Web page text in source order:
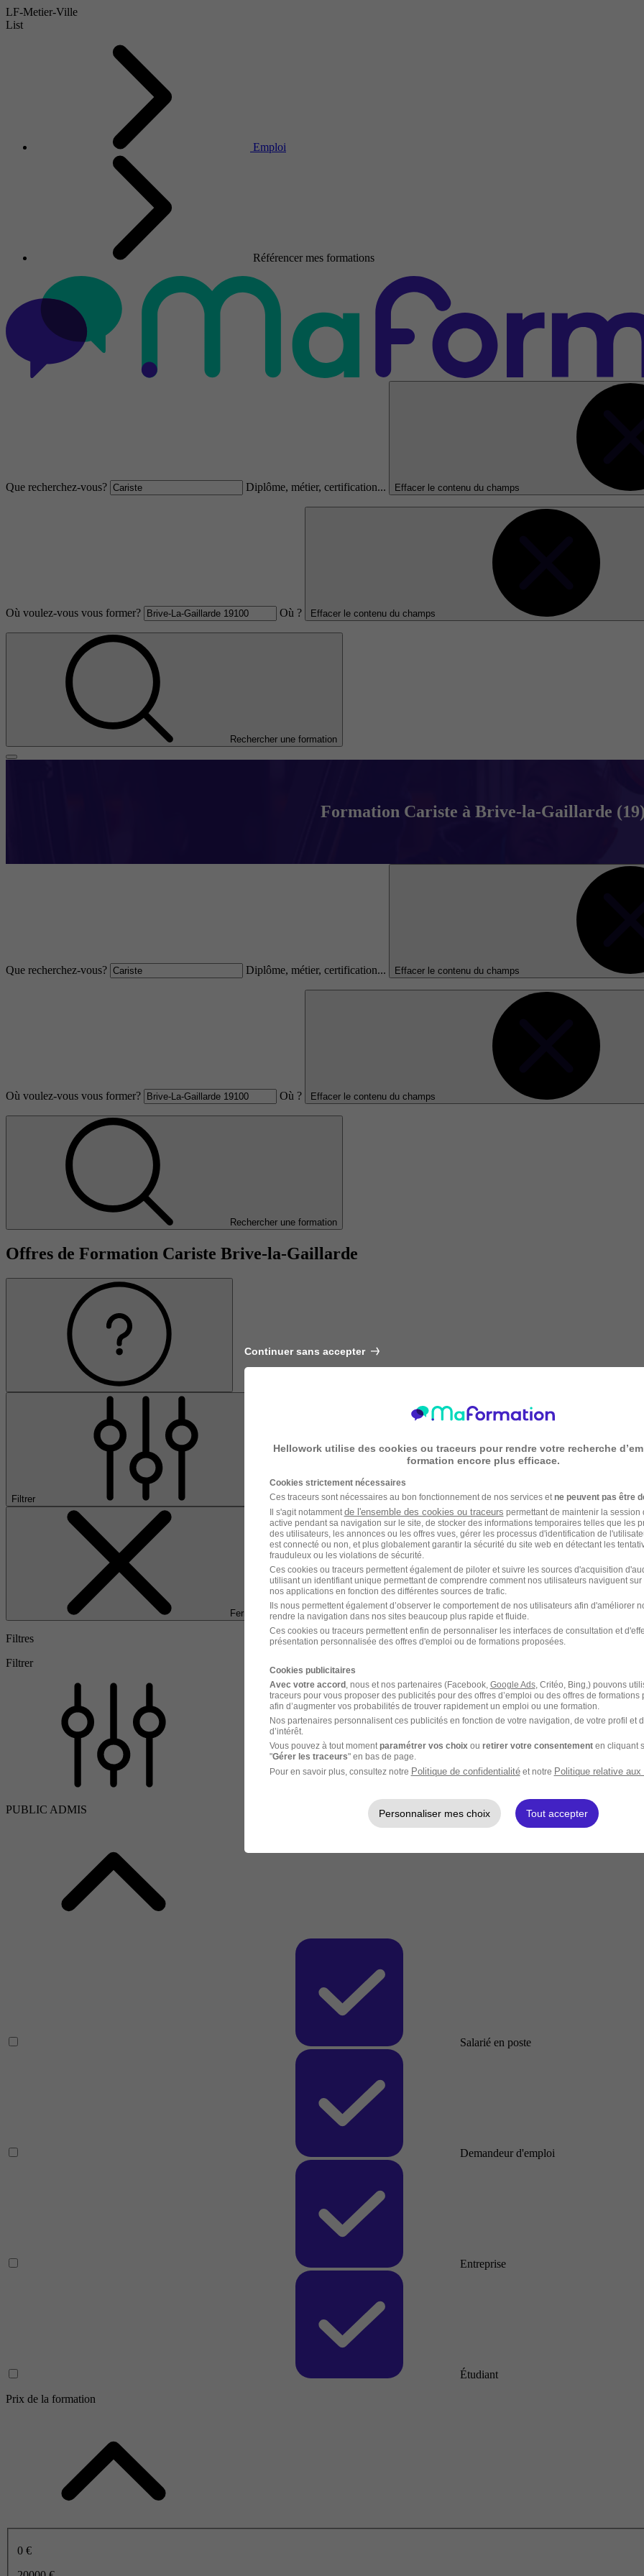
LF-Metier-Ville
List
Emploi
Référencer mes formations
Que recherchez-vous? Diplôme, métier, certification... Effacer le contenu du champs
Où voulez-vous vous former? Où ? Effacer le contenu du champs
Rechercher une formation
Formation Cariste à Brive-la-Gaillarde
Que recherchez-vous? Diplôme, métier, certification... Effacer le contenu du champs
Où voulez-vous vous former? Où ? Effacer le contenu du champs
Rechercher une formation
Offres de Formation Cariste Brive-la-Gaillarde
Filtrer
Fermer
Filtres
Filtrer
PUBLIC ADMIS
Salarié en poste
Demandeur d'emploi
Entreprise
Étudiant
Prix de la formation
0 €
Continuer sans accepter
Hellowork utilise des cookies ou traceurs pour rendre votre recherche
formation encore plus efficace.
Cookies strictement nécessaires
Ces traceurs sont nécessaires au bon fonctionnement de nos services et ne peuvent pas être
Il s'agit notamment de l'ensemble des cookies ou traceurs permettant de maintenir la session
active pendant sa navigation sur le site, de stocker des informations temporaires telles que les
des utilisateurs, les annonces ou les offres vues, gérer les processus d'identification de
est connecté ou non, et plus globalement garantir la sécurité du site web en détectant les
frauduleux ou les violations de sécurité.
Ces cookies ou traceurs permettent également de piloter et suivre les sources d'acquisition
utilisant un identifiant unique permettant de comprendre comment nos utilisateurs naviguent sur
nos applications en fonction des différentes sources de trafic.
Ils nous permettent également d’observer le comportement de nos utilisateurs afin d'améliorer
rendre la navigation dans nos sites beaucoup plus rapide et fluide.
Ces cookies ou traceurs permettent enfin de personnaliser les interfaces de consultation et
présentation personnalisée des offres d'emploi ou de formations proposées.
Cookies publicitaires
Avec votre accord, nous et nos partenaires (Facebook, Google Ads, Critéo, Bing,) pouvons
traceurs pour vous proposer des publicités pour des offres d’emploi ou des offres de formations
afin d’augmenter vos probabilités de trouver rapidement un emploi ou une formation.
Nos partenaires personnalisent ces publicités en fonction de votre navigation, de votre profil et
d’intérêt.
Vous pouvez à tout moment paramétrer vos choix ou retirer votre consentementen cliquant
"Gérer les traceurs" en bas de page.
Pour en savoir plus, consultez notre Politique de confidentialitéet notre Politique relative aux
Personnaliser mes choix Tout accepter